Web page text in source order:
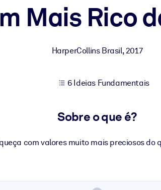
Mais Rico
HarperCollins Brasil,2017
6 Ideias Fundamentais
Sobre o que é?
com valores muito mais preciosos do